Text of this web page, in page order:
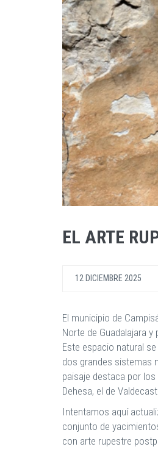
EL ARTE
12 DICIEMBRE 2025
El municipio de
Norte de Guadalajara
Este espacio natural
dos grandes sistemas
paisaje destaca por
Dehesa, el de
Intentamos aquí
conjunto de
con arte rupestre